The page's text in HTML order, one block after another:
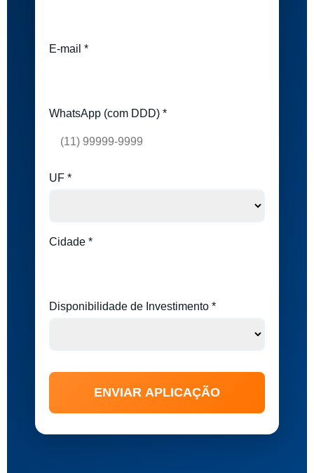
E-mail *
WhatsApp (com DDD) *
UF *
Cidade *
Disponibilidade de Investimento *
ENVIAR APLICAÇÃO